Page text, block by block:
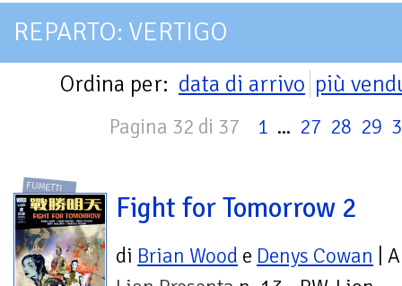
REPARTO: VERTIGO
Ordina per: data di arrivo più
Pagina 32 di 37 1 ... 27 28 29
FUMETTI
Fight for Tomorrow 2
di Brian Wood e Denys Cowan |